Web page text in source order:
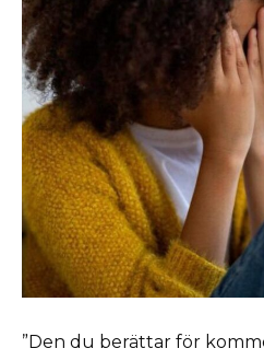
”Den du berättar för